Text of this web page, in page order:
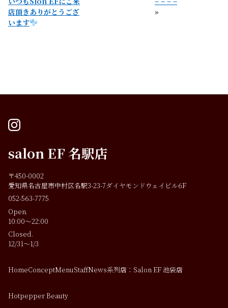
店頂きありがとうござ
います
»
instagram
salon EF 名駅店
〒450-0002
愛知県名古屋市中村区名駅3-23-7ダイヤモンドウェイビル6F
052-563-7775
Open.
10:00～22:00
Closed.
12/31～1/3
HomeConceptMenuStaffNews系列店：Salon EF 池袋店
Hotpepper Beauty